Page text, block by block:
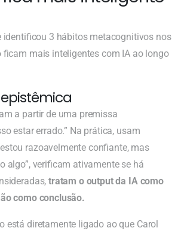
identificou 3 hábitos metacognitivos nos
ficam mais inteligentes com IA ao longo
a partir de uma premissa
estar errado.” Na prática, usam
razoavelmente confiante, mas
algo”, verificam ativamente se há
tratam o output da IA como
como conclusão.
está diretamente ligado ao que Carol